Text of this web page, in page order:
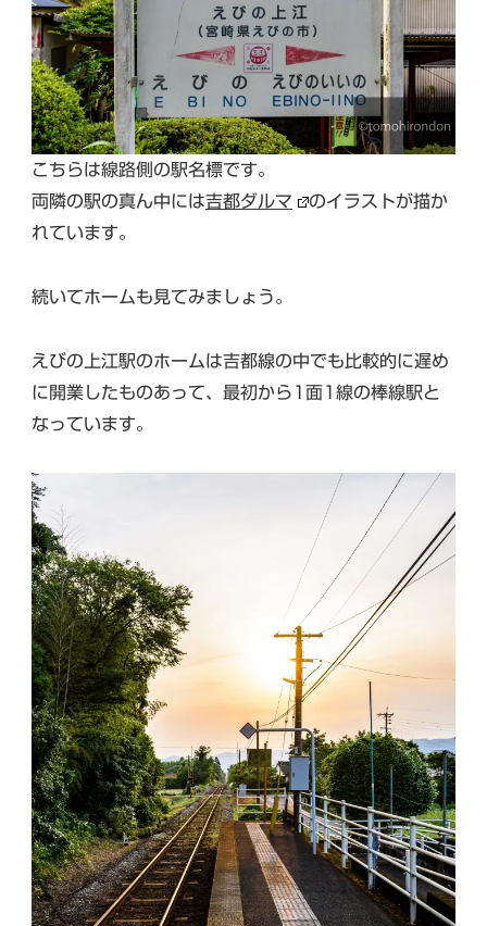
こちらは線路側の駅名標です。
両隣の駅の真ん中には吉都ダルマ
のイラストが描か
れています。
続いてホームも見てみましょう。
えびの上江駅のホームは吉都線の中でも比較的に遅め
に開業したものあって、最初から1面1線の棒線駅と
なっています。